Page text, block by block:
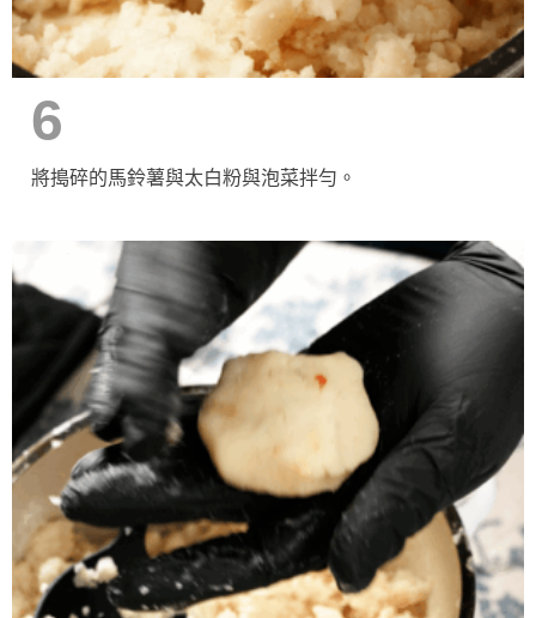
6
將搗碎的馬鈴薯與太白粉與泡菜拌勻。